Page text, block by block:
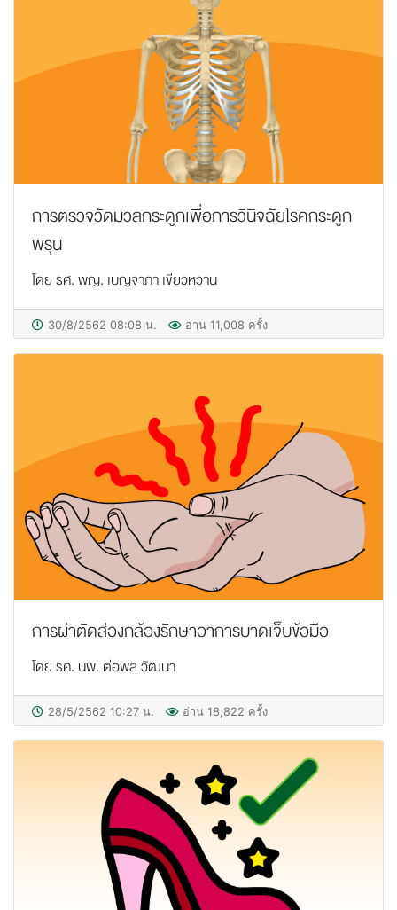
การตรวจวัดมวลกระดูกเพื่อการวินิจฉัยโรคกระดูก
พรุน
โดย รศ. พญ. เบญจาภา เขียวหวาน
30/8/2562 08:08 น. อ่าน 11,008 ครั้ง
การผ่าตัดส่องกล้องรักษาอาการบาดเจ็บข้อมือ
โดย รศ. นพ. ต่อพล วัฒนา
28/5/2562 10:27 น. อ่าน 18,822 ครั้ง